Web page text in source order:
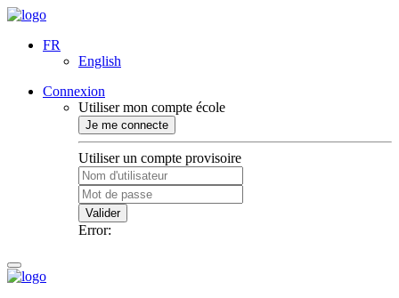
FR
English
Connexion
Utiliser mon compte école
Je me connecte
Utiliser un compte provisoire
Valider
Error: